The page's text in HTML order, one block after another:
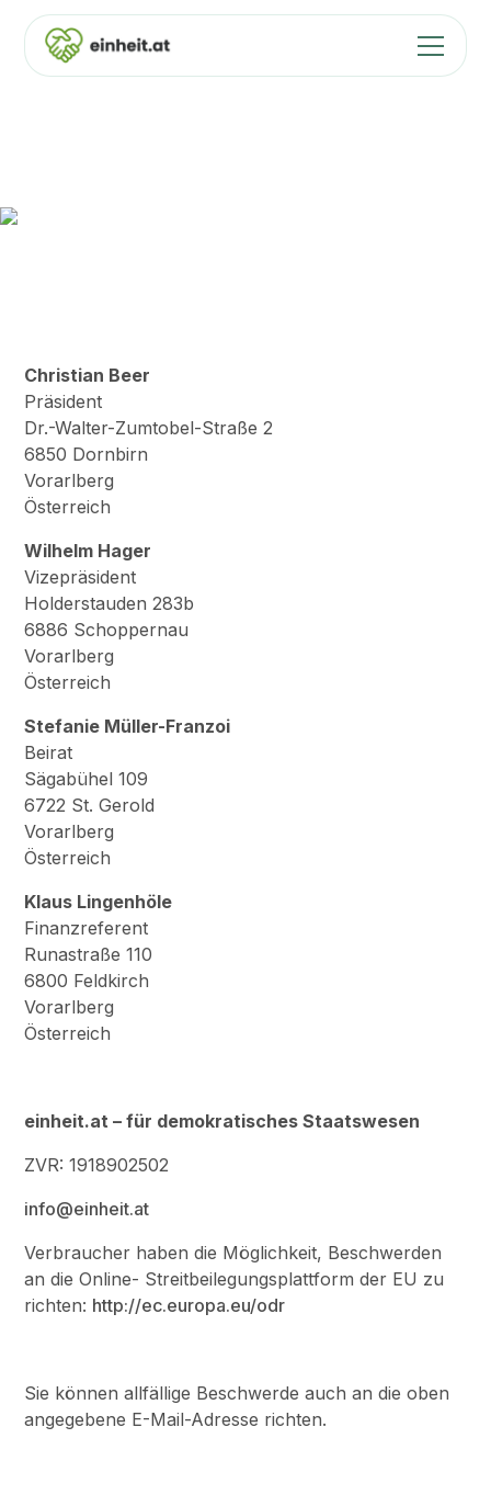
Christian Beer
Präsident
Dr.-Walter-Zumtobel-Straße 2
6850 Dornbirn
Vorarlberg
Österreich
Wilhelm Hager
Vizepräsident
Holderstauden 283b
6886 Schoppernau
Vorarlberg
Österreich
Stefanie Müller-Franzoi
Beirat
Sägabühel 109
6722 St. Gerold
Vorarlberg
Österreich
Klaus Lingenhöle
Finanzreferent
Runastraße 110
6800 Feldkirch
Vorarlberg
Österreich
einheit.at – für demokratisches Staatswesen
ZVR: 1918902502
info@einheit.at
Verbraucher haben die Möglichkeit, Beschwerden
an die Online- Streitbeilegungsplattform der EU zu
richten: http://ec.europa.eu/odr
Sie können allfällige Beschwerde auch an die oben
angegebene E-Mail-Adresse richten.